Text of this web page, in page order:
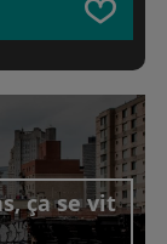
ça se vit